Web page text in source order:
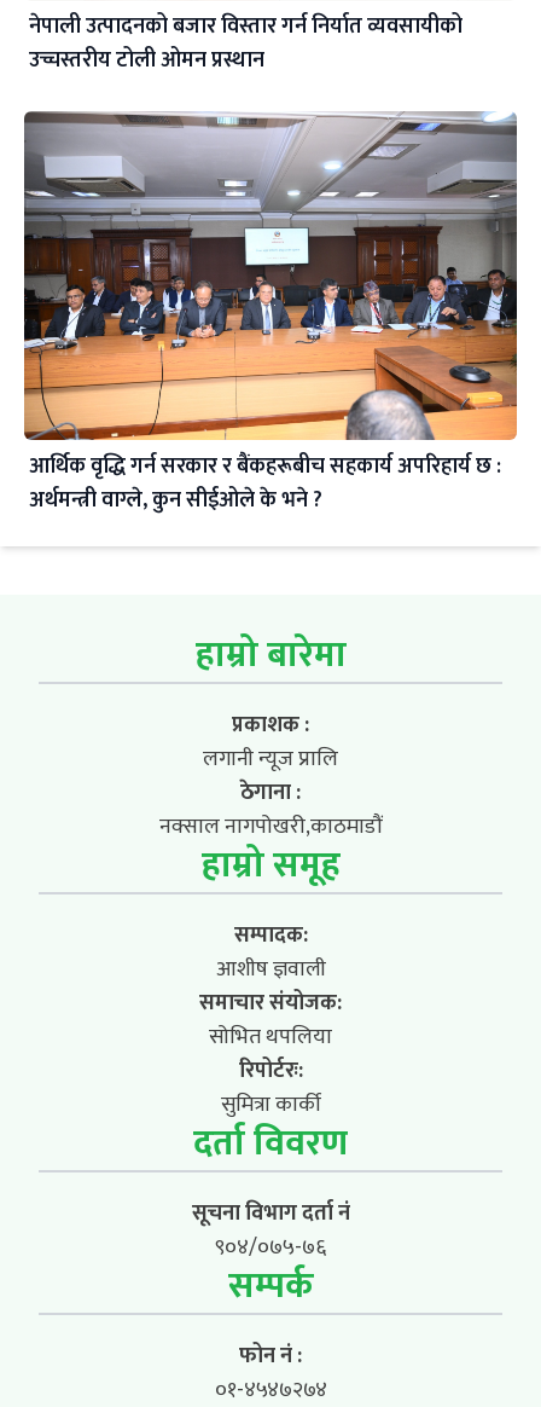
नेपाली उत्पादनको बजार विस्तार गर्न निर्यात व्यवसायीको
उच्चस्तरीय टोली ओमन प्रस्थान
आर्थिक वृद्धि गर्न सरकार र बैंकहरूबीच सहकार्य अपरिहार्य छ :
अर्थमन्त्री वाग्ले, कुन सीईओले के भने ?
हाम्रो बारेमा
प्रकाशक :
लगानी न्यूज प्रालि
ठेगाना :
नक्साल नागपोखरी,काठमाडौं
हाम्रो समूह
सम्पादक:
आशीष ज्ञवाली
समाचार संयोजक:
सोभित थपलिया
रिपोर्टरः:
सुमित्रा कार्की
दर्ता विवरण
सूचना विभाग दर्ता नं
९०४/०७५-७६
सम्पर्क
फोन नं :
०१-४५४७२७४